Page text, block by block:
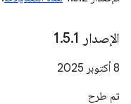
الإصدار 1 .5.1
‫8 أكتوبر 2025
تم طرح